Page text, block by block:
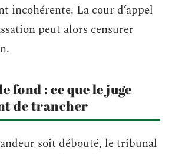
incohérente. La cour d’appel
peut alors censurer
fond : ce que le juge
de trancher
soit débouté, le tribunal